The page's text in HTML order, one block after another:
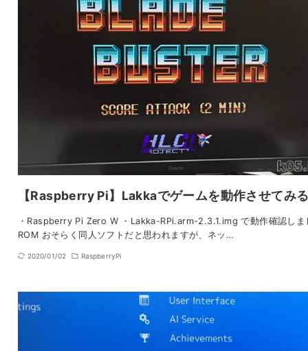
【Raspberry Pi】Lakkaでゲームを動作させてみ
・Raspberry Pi Zero W ・Lakka-RPi.arm-2.3.1.img で動作確認しま
ROM おそらく同人ソフトだと思われますが、ネッ…
2020/01/02 RaspberryPi